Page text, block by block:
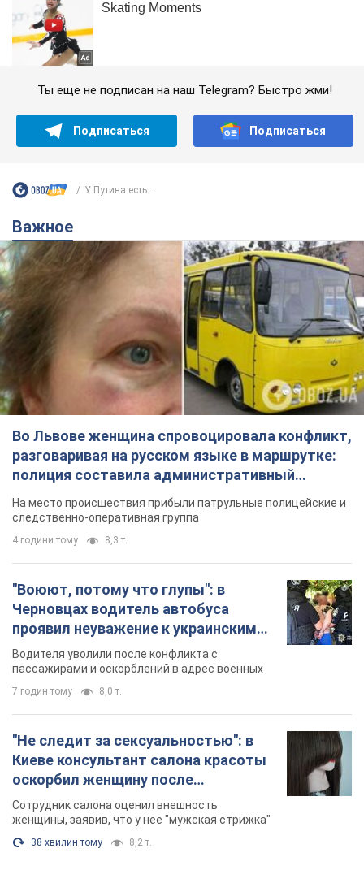
Ты еще не подписан на наш Telegram? Быстро жми!
Подписаться Подписаться
У Путина есть...
Важное
Во Львове женщина спровоцировала конфликт,
разговаривая на русском языке в маршрутке:
полиция составила административный
протокол. Видео
На место происшествия прибыли патрульные полицейские и
следственно-оперативная группа
4 години тому 8,3 т.
"Воюют, потому что глупы": в
Черновцах водитель автобуса
проявил неуважение к украинским
военным и поплатился за это.
Видео
Водителя уволили после конфликта с
пассажирами и оскорблений в адрес военных
7 годин тому 8,0 т.
"Не следит за сексуальностью": в
Киеве консультант салона красоты
оскорбил женщину после
химиотерапии, разгорелся скандал.
Фото
Сотрудник салона оценил внешность
женщины, заявив, что у нее "мужская стрижка"
38 хвилин тому 8,2 т.